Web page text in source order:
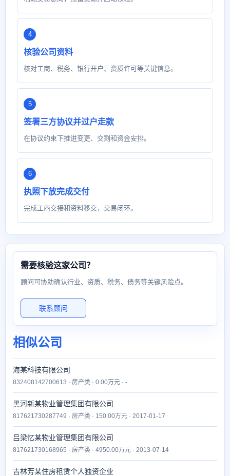
核验公司资料
核对工商、税务、银行开户、资质许可等关键信息。
签署三方协议并过户走款
在协议约束下推进变更、交割和资金安排。
执照下放完成交付
完成工商交接和资料移交，交易闭环。
需要核验这家公司？
顾问可协助确认行业、资质、税务、债务等关键风险点。
联系顾问
相似公司
海某科技有限公司
832408142700613 · 房产类 · 0.00万元 · -
黑河新某物业管理集团有限公司
817621730287749 · 房产类 · 150.00万元 · 2017-01-17
吕梁忆某物业管理集团有限公司
817621730168965 · 房产类 · 4950.00万元 · 2013-07-14
吉林芳某住房租赁个人独资企业